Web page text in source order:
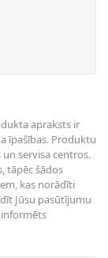
apraksts ir
īpašības. Produktu
servisa centros.
tāpēc šādos
kas norādīti
Jūsu pasūtījumu